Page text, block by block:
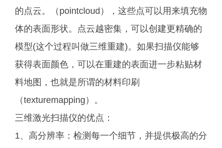
的点云。（pointcloud），这些点可以用来填充物
体的表面形状。点云越密集，可以创建更精确的
模型(这个过程叫做三维重建)。如果扫描仪能够
获得表面颜色，可以在重建的表面进一步粘贴材
料地图，也就是所谓的材料印刷
（texturemapping）。
三维激光扫描仪的优点：
1、高分辨率：检测每一个细节，并提供极高的分